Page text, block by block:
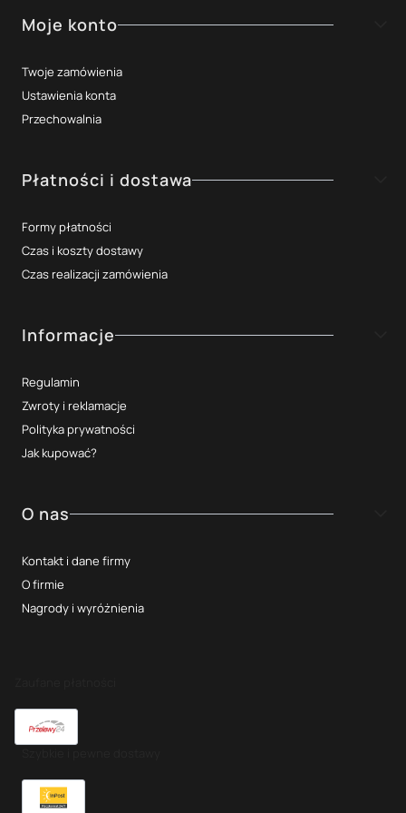
Moje konto
Twoje zamówienia
Ustawienia konta
Przechowalnia
Płatności i dostawa
Formy płatności
Czas i koszty dostawy
Czas realizacji zamówienia
Informacje
Regulamin
Zwroty i reklamacje
Polityka prywatności
Jak kupować?
O nas
Kontakt i dane firmy
O firmie
Nagrody i wyróżnienia